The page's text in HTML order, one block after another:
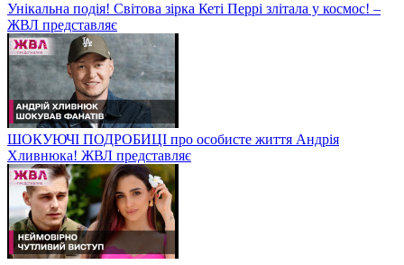
Унікальна подія! Світова зірка Кеті Перрі злітала у космос! –
ЖВЛ представляє
ШОКУЮЧІ ПОДРОБИЦІ про особисте життя Андрія
Хливнюка! ЖВЛ представляє